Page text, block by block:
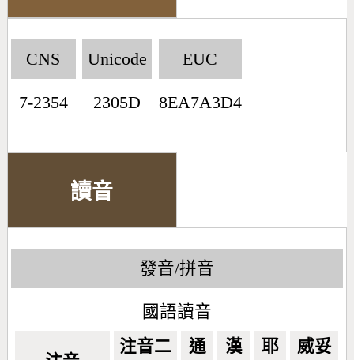
CNS
7-2354
Unicode
2305D
EUC
8EA7A3D4
讀音
發音/拼音
國語讀音
注音二 通 漢 耶 威妥